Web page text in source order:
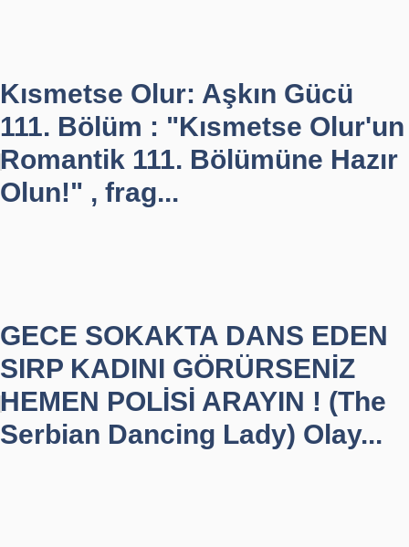
Kısmetse Olur: Aşkın Gücü
111. Bölüm : "Kısmetse Olur'un
Romantik 111. Bölümüne Hazır
Olun!" , frag...
GECE SOKAKTA DANS EDEN
SIRP KADINI GÖRÜRSENİZ
HEMEN POLİSİ ARAYIN ! (The
Serbian Dancing Lady) Olay...